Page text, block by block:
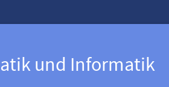
und Informatik